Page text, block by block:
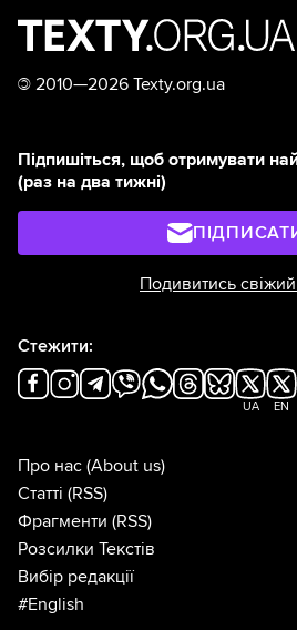
© 2010—2026 Texty.org.ua
Підпишіться, щоб отримувати
(раз на два тижні)
Подивитись
Стежити:
UA EN
Про нас (About us)
Статті (RSS)
Фрагменти (RSS)
Розсилки Текстів
Вибір редакції
#English